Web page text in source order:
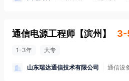
通信电源工程师 【滨州 】 3-
1-3年 大专
山东瑞达通信技术有限公司 通信设